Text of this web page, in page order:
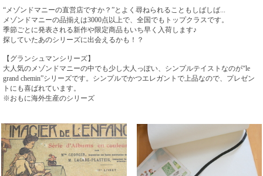
“メゾンドマニーの直営店ですか？”とよく尋ねられることもしばしば...
メゾンドマニーの品揃えは3000点以上で、全国でもトップクラスです。
季節ごとに発表される新作や限定商品もいち早く入荷します♪
探していたあのシリーズに出会えるかも！？
【グランシュマンシリーズ】
大人気のメゾンドマニーの中でも少し大人っぽい、シンプルテイストなのが“le
grand chemin”シリーズです。シンプルでかつエレガントで上品なので、プレゼン
トにも喜ばれています。
※おもに海外生産のシリーズ